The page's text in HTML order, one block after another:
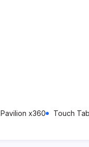
Pavilion x360 Touch